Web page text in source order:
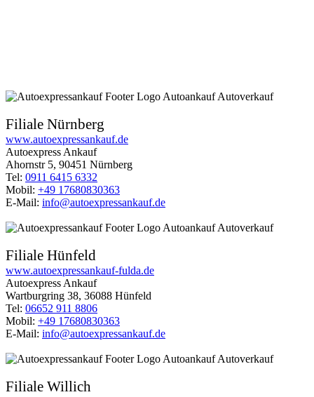
Filiale Nürnberg
www.autoexpressankauf.de
Autoexpress Ankauf
Ahornstr 5, 90451 Nürnberg
Tel: 0911 6415 6332
Mobil: +49 17680830363
E-Mail: info@autoexpressankauf.de
Filiale Hünfeld
www.autoexpressankauf-fulda.de
Autoexpress Ankauf
Wartburgring 38, 36088 Hünfeld
Tel: 06652 911 8806
Mobil: +49 17680830363
E-Mail: info@autoexpressankauf.de
Filiale Willich